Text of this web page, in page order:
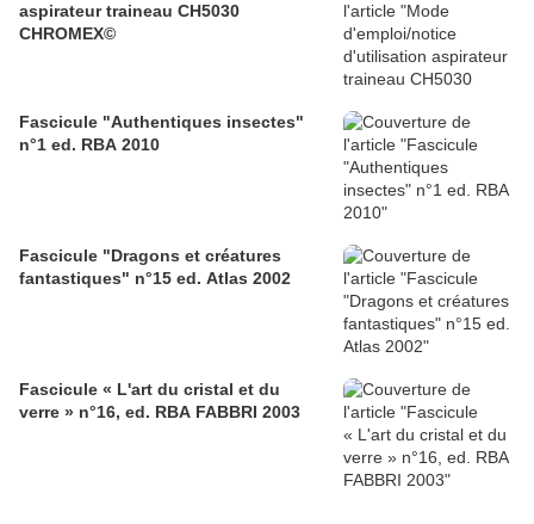
aspirateur traineau CH5030
CHROMEX©
Fascicule "Authentiques insectes"
n°1 ed. RBA 2010
Fascicule "Dragons et créatures
fantastiques" n°15 ed. Atlas 2002
Fascicule « L'art du cristal et du
verre » n°16, ed. RBA FABBRI 2003